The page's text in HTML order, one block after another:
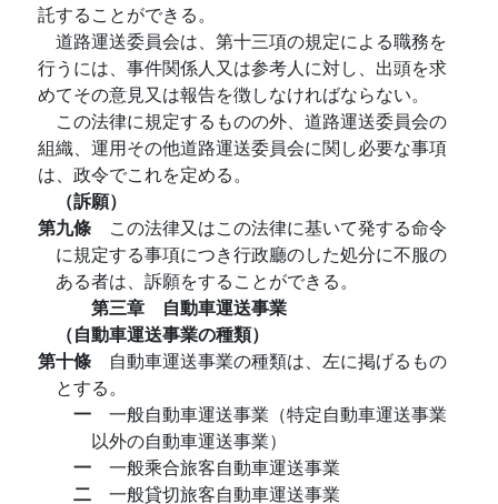
託することができる。
道路運送委員会は、第十三項の規定による職務を
行うには、事件関係人又は参考人に対し、出頭を求
めてその意見又は報告を徴しなければならない。
この法律に規定するものの外、道路運送委員会の
組織、運用その他道路運送委員会に関し必要な事項
は、政令でこれを定める。
（訴願）
第九條 この法律又はこの法律に基いて発する命令
に規定する事項につき行政廳のした処分に不服の
ある者は、訴願をすることができる。
第三章 自動車運送事業
（自動車運送事業の種類）
第十條 自動車運送事業の種類は、左に掲げるもの
とする。
一 一般自動車運送事業（特定自動車運送事業
以外の自動車運送事業）
一 一般乘合旅客自動車運送事業
二 一般貸切旅客自動車運送事業